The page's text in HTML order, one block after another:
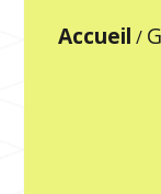
Accueil /